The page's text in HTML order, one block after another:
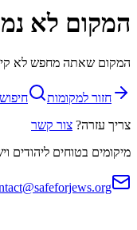
המקום לא
המקום שאתה מחפש לא
חזור למקומות
חיפוש
צריך עזרה? צור קשר
מיקומים בטוחים ליהודים